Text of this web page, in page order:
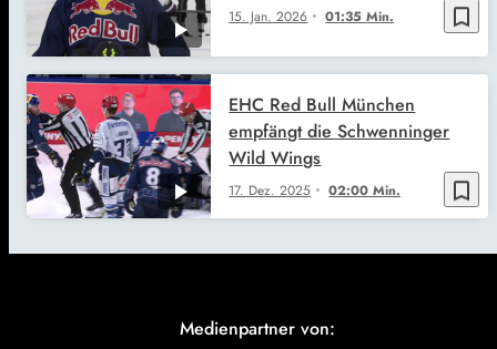
bookmark_border
15. Jan. 2026 01:35 Min.
bookmark_border
17. Dez. 2025 02:00 Min.
EHC Red Bull München
empfängt die Schwenninger
Wild Wings
Medienpartner von: